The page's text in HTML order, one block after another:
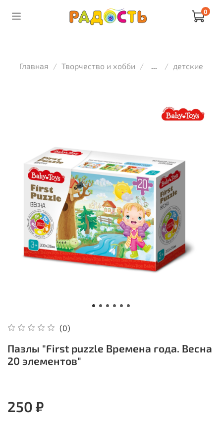
0
Главная Творчество и хобби детские
(0)
Пазлы "First puzzle Времена года. Весна
20 элементов"
250 ₽